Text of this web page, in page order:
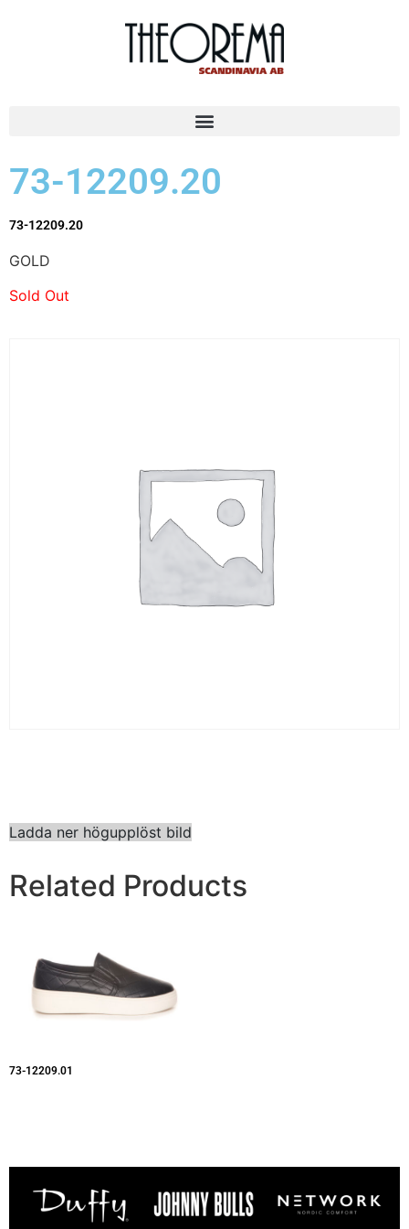
73-12209.20
73-12209.20
GOLD
Sold Out
Ladda ner högupplöst bild
Related Products
73-12209.01